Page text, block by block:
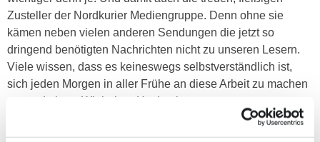
Zusteller der Nordkurier Mediengruppe. Denn ohne sie
kämen neben vielen anderen Sendungen die jetzt so
dringend benötigten Nachrichten nicht zu unseren Lesern.
Viele wissen, dass es keineswegs selbstverständlich ist,
sich jeden Morgen in aller Frühe an diese Arbeit zu machen
– gerade jetzt. Wir haben Hochachtung vor unseren
Kolleginnen und Kollegen, die sich dieser Herausforderung
stellen und den Laden am Laufen halten. Ein dickes